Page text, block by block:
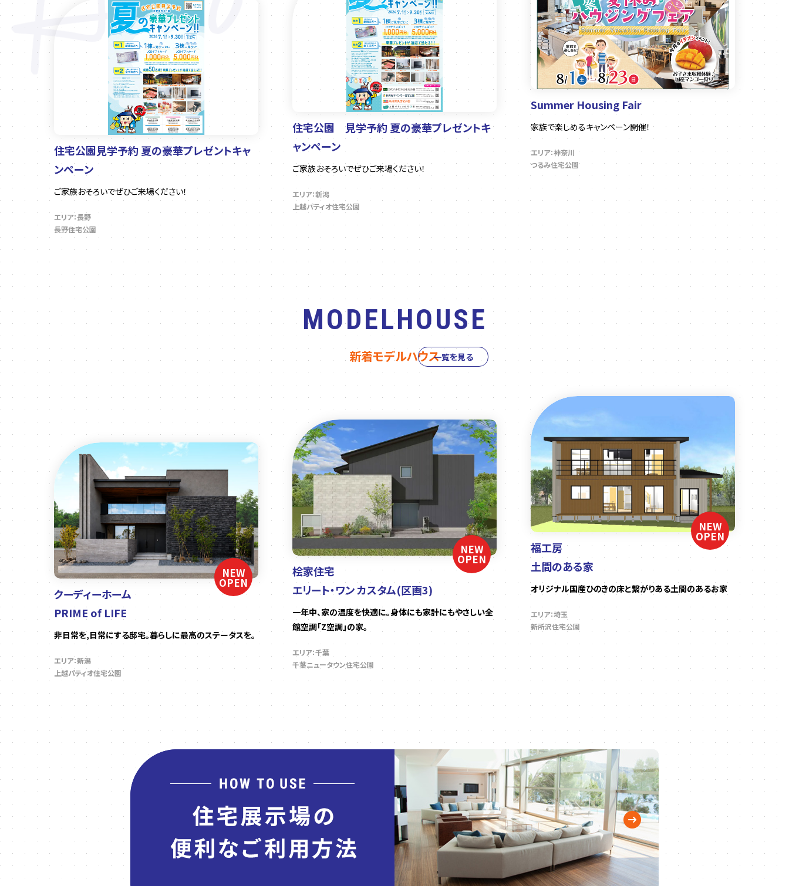
住宅公園見学予約 夏の豪華プレゼントキャ
ンペーン
ご家族おそろいでぜひご来場ください！
エリア：長野
長野住宅公園
住宅公園 見学予約 夏の豪華プレゼントキ
ャンペーン
ご家族おそろいでぜひご来場ください！
エリア：新潟
上越パティオ住宅公園
Summer Housing Fair
家族で楽しめるキャンペーン開催！
エリア：神奈川
つるみ住宅公園
MODELHOUSE
新着モデルハウス
NEW
OPEN
クーディーホーム
PRIME of LIFE
非日常を,日常にする邸宅。暮らしに最高のステータスを。
エリア：新潟
上越パティオ住宅公園
NEW
OPEN
桧家住宅
エリート・ワン カスタム(区画3)
一年中、家の温度を快適に。身体にも家計にもやさしい全
館空調「Z空調」の家。
エリア：千葉
千葉ニュータウン住宅公園
NEW
OPEN
福工房
土間のある家
オリジナル国産ひのきの床と繋がりある土間のあるお家
エリア：埼玉
新所沢住宅公園
一覧を見る